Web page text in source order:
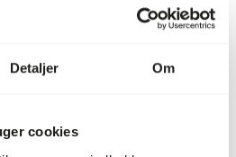
Detaljer Om
cookies